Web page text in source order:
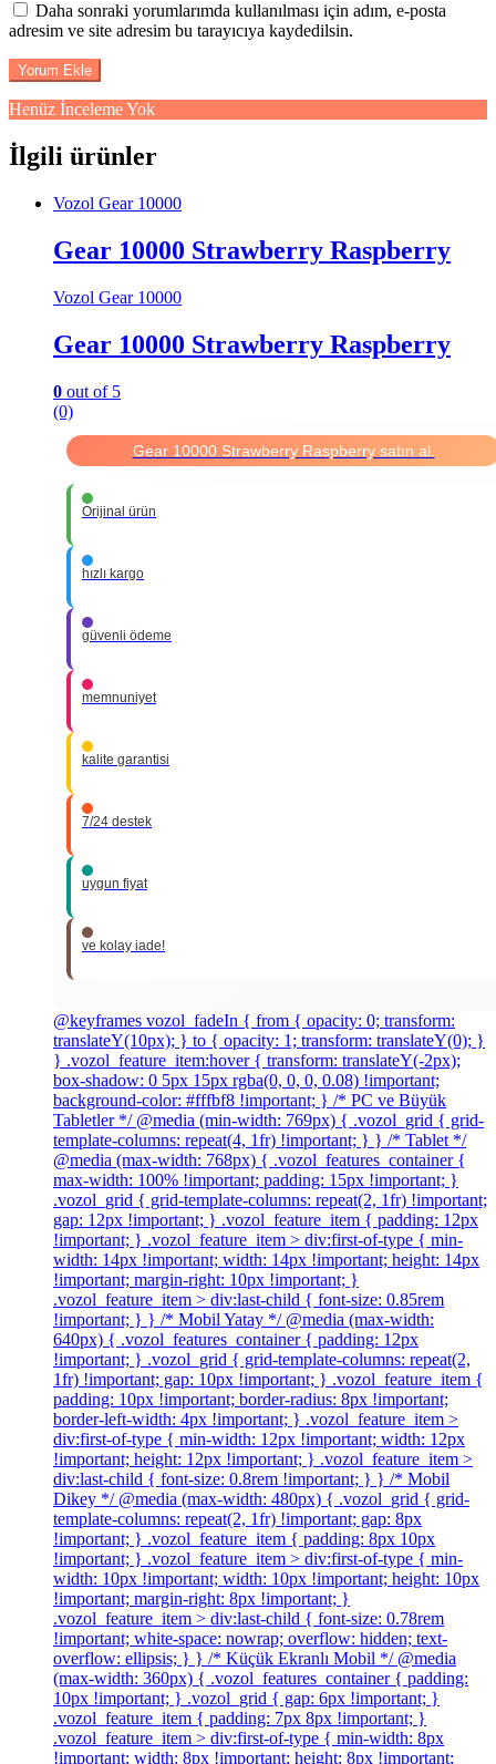
Daha sonraki yorumlarımda kullanılması için adım, e-posta
adresim ve site adresim bu tarayıcıya kaydedilsin.
Henüz İnceleme Yok
İlgili ürünler
Vozol Gear 10000
Gear 10000 Strawberry Raspberry
Vozol Gear 10000
Gear 10000 Strawberry Raspberry
0 out of 5
(0)
Gear 10000 Strawberry Raspberry satın al.
Orijinal ürün
hızlı kargo
güvenli ödeme
memnuniyet
kalite garantisi
7/24 destek
uygun fiyat
ve kolay iade!
@keyframes vozol_fadeIn { from { opacity: 0; transform:
translateY(10px); } to { opacity: 1; transform: translateY(0); }
} .vozol_feature_item:hover { transform: translateY(-2px);
box-shadow: 0 5px 15px rgba(0, 0, 0, 0.08) !important;
background-color: #fffbf8 !important; } /* PC ve Büyük
Tabletler */ @media (min-width: 769px) { .vozol_grid { grid-
template-columns: repeat(4, 1fr) !important; } } /* Tablet */
@media (max-width: 768px) { .vozol_features_container {
max-width: 100% !important; padding: 15px !important; }
.vozol_grid { grid-template-columns: repeat(2, 1fr) !important;
gap: 12px !important; } .vozol_feature_item { padding: 12px
!important; } .vozol_feature_item > div:first-of-type { min-
width: 14px !important; width: 14px !important; height: 14px
!important; margin-right: 10px !important; }
.vozol_feature_item > div:last-child { font-size: 0.85rem
!important; } } /* Mobil Yatay */ @media (max-width:
640px) { .vozol_features_container { padding: 12px
!important; } .vozol_grid { grid-template-columns: repeat(2,
1fr) !important; gap: 10px !important; } .vozol_feature_item {
padding: 10px !important; border-radius: 8px !important;
border-left-width: 4px !important; } .vozol_feature_item >
div:first-of-type { min-width: 12px !important; width: 12px
!important; height: 12px !important; } .vozol_feature_item >
div:last-child { font-size: 0.8rem !important; } } /* Mobil
Dikey */ @media (max-width: 480px) { .vozol_grid { grid-
template-columns: repeat(2, 1fr) !important; gap: 8px
!important; } .vozol_feature_item { padding: 8px 10px
!important; } .vozol_feature_item > div:first-of-type { min-
width: 10px !important; width: 10px !important; height: 10px
!important; margin-right: 8px !important; }
.vozol_feature_item > div:last-child { font-size: 0.78rem
!important; white-space: nowrap; overflow: hidden; text-
overflow: ellipsis; } } /* Küçük Ekranlı Mobil */ @media
(max-width: 360px) { .vozol_features_container { padding:
10px !important; } .vozol_grid { gap: 6px !important; }
.vozol_feature_item { padding: 7px 8px !important; }
.vozol_feature_item > div:first-of-type { min-width: 8px
!important; width: 8px !important; height: 8px !important;